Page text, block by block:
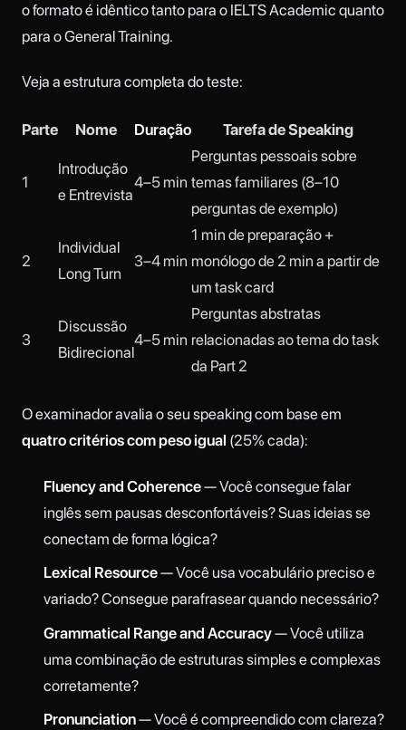
o formato é idêntico tanto para o IELTS Academic quanto
para o General Training.
Veja a estrutura completa do teste:
Parte Nome Duração Tarefa de Speaking
1
Introdução
e Entrevista
4–5 min
Perguntas pessoais sobre
temas familiares (8–10
perguntas de exemplo)
2
Individual
Long Turn
3–4 min
1 min de preparação +
monólogo de 2 min a partir de
um task card
3
Discussão
Bidirecional
4–5 min
Perguntas abstratas
relacionadas ao tema do task
da Part 2
O examinador avalia o seu speaking com base em
quatro critérios com peso igual (25% cada):
Fluency and Coherence— Você consegue falar
inglês sem pausas desconfortáveis? Suas ideias se
conectam de forma lógica?
Lexical Resource— Você usa vocabulário preciso e
variado? Consegue parafrasear quando necessário?
Grammatical Range and Accuracy— Você utiliza
uma combinação de estruturas simples e complexas
corretamente?
Pronunciation— Você é compreendido com clareza?